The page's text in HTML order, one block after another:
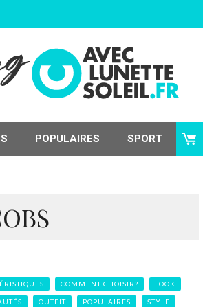
POPULAIRES SPORT
COMMENT CHOISIR? LOOK
OUTFIT POPULAIRES STYLE